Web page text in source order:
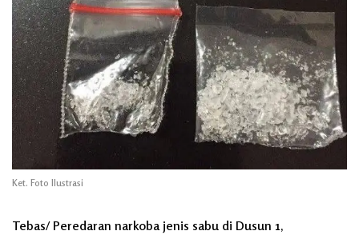
Ket. Foto Ilustrasi
Tebas/ Peredaran narkoba jenis sabu di Dusun 1,